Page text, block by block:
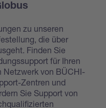
zu unseren
die über
Finden Sie
für Ihren
Netzwerk von BÜCHI-
Zentren und
Sie Support von